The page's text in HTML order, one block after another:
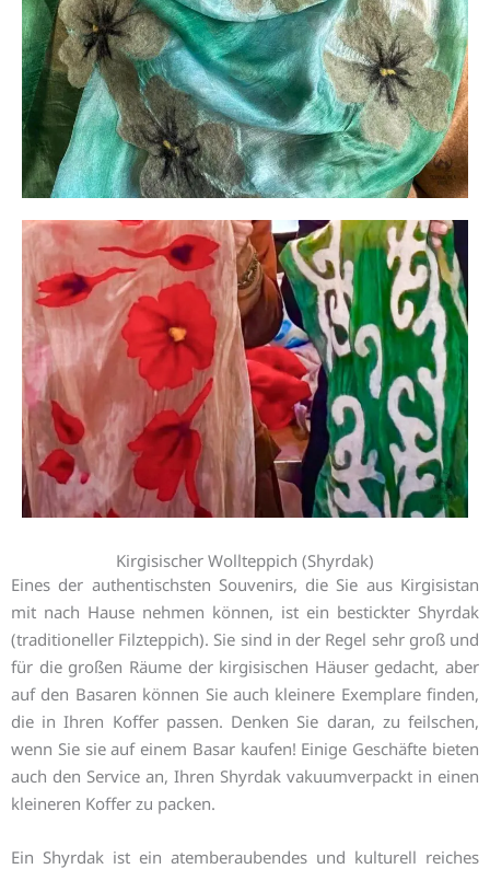
Kirgisischer Wollteppich (Shyrdak)
Eines der authentischsten Souvenirs, die Sie aus Kirgisistan
mit nach Hause nehmen können, ist ein bestickter Shyrdak
(traditioneller Filzteppich). Sie sind in der Regel sehr groß und
für die großen Räume der kirgisischen Häuser gedacht, aber
auf den Basaren können Sie auch kleinere Exemplare finden,
die in Ihren Koffer passen. Denken Sie daran, zu feilschen,
wenn Sie sie auf einem Basar kaufen! Einige Geschäfte bieten
auch den Service an, Ihren Shyrdak vakuumverpackt in einen
kleineren Koffer zu packen.
Ein Shyrdak ist ein atemberaubendes und kulturell reiches